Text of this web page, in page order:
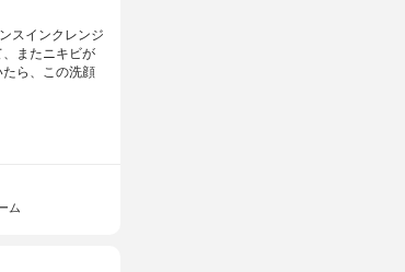
スインクレンジ
またニキビが
ら、この洗顔
ム